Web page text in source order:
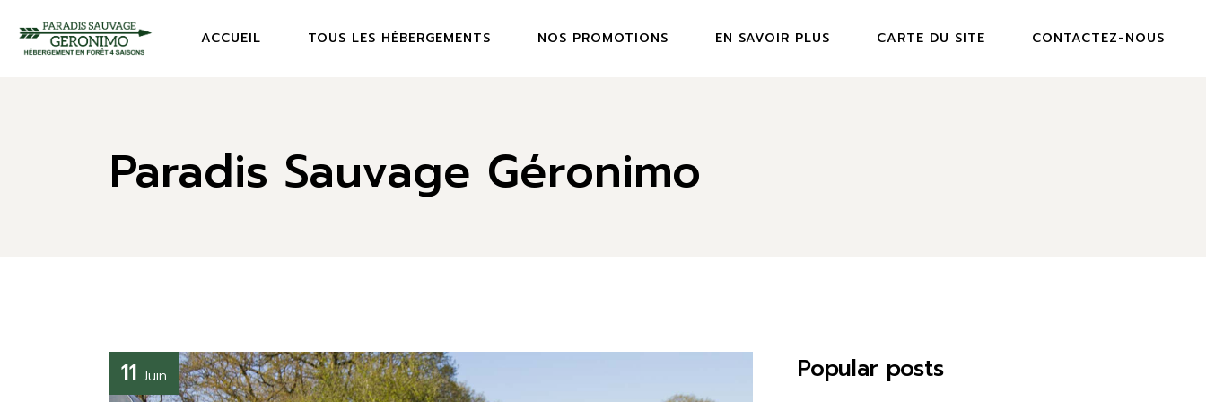
ACCUEIL TOUS LES HÉBERGEMENTS NOS PROMOTIONS EN SAVOIR PLUS CARTE DU SITE CONTACTEZ-NOUS
Paradis Sauvage Géronimo
11 Juin Popular posts